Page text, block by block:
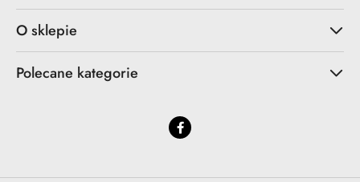
O sklepie
Polecane kategorie